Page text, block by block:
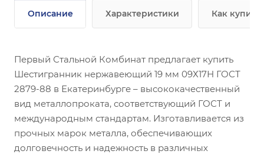
Описание Характеристики Как купить
Первый Стальной Комбинат предлагает купить
Шестигранник нержавеющий 19 мм 09Х17Н ГОСТ
2879-88 в Екатеринбурге – высококачественный
вид металлопроката, соответствующий ГОСТ и
международным стандартам. Изготавливается из
прочных марок металла, обеспечивающих
долговечность и надежность в различных